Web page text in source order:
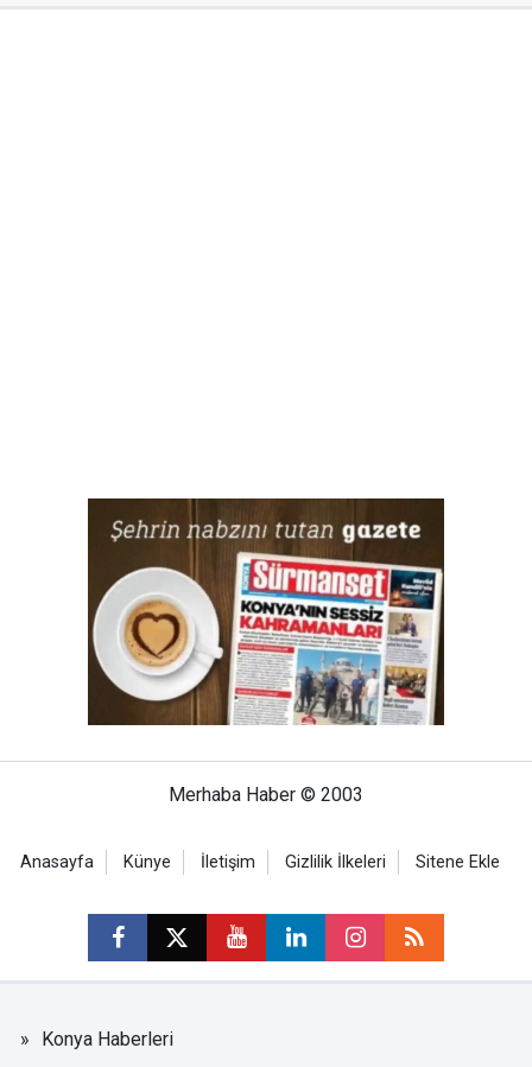
Merhaba Haber © 2003
Anasayfa Künye İletişim Gizlilik İlkeleri Sitene Ekle
Konya Haberleri